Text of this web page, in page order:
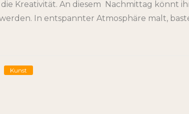
Kreativität. An diesem Nachmittag könnt
In entspannter Atmosphäre malt,
Kunst